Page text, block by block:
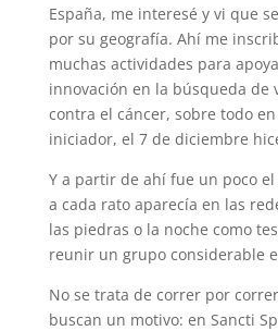
España, me interesé y vi que
por su geografía. Ahí me
muchas actividades para
innovación en la búsqueda de
contra el cáncer, sobre todo
iniciador, el 7 de diciembre
Y a partir de ahí fue un poco
a cada rato aparecía en las
las piedras o la noche como
reunir un grupo considerable
No se trata de correr por
buscan un motivo: en Sancti